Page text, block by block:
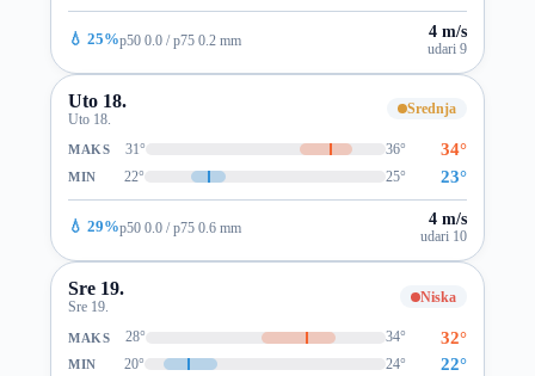
💧 25%p50 0.0 / p75 0.2 mm 4 m/s
udari 9
Uto 18.
Uto 18.
Srednja
MAKS 31° 36° 34°
MIN 22° 25° 23°
💧 29%p50 0.0 / p75 0.6 mm 4 m/s
udari 10
Sre 19.
Sre 19.
Niska
MAKS 28° 34° 32°
MIN 20° 24° 22°